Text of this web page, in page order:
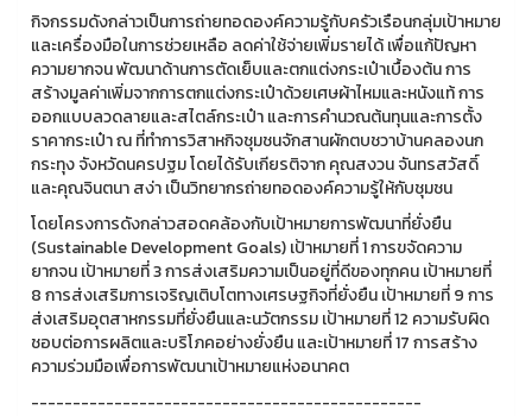
กิจกรรมดังกล่าวเป็นการถ่ายทอดองค์ความรู้กับครัวเรือนกลุ่มเป้าหมาย
และเครื่องมือในการช่วยเหลือ ลดค่าใช้จ่ายเพิ่มรายได้ เพื่อแก้ปัญหา
ความยากจน พัฒนาด้านการตัดเย็บและตกแต่งกระเป๋าเบื้องต้น การ
สร้างมูลค่าเพิ่มจากการตกแต่งกระเป๋าด้วยเศษผ้าไหมและหนังแท้ การ
ออกแบบลวดลายและสไตล์กระเป๋า และการคำนวณต้นทุนและการตั้ง
ราคากระเป๋า ณ ที่ทำการวิสาหกิจชุมชนจักสานผักตบชวาบ้านคลองนก
กระทุง จังหวัดนครปฐม โดยได้รับเกียรติจาก คุณสงวน จันทรสวัสดิ์
และคุณจินตนา สง่า เป็นวิทยากรถ่ายทอดองค์ความรู้ให้กับชุมชน
โดยโครงการดังกล่าวสอดคล้องกับเป้าหมายการพัฒนาที่ยั่งยืน
(Sustainable Development Goals) เป้าหมายที่ 1 การขจัดความ
ยากจน เป้าหมายที่ 3 การส่งเสริมความเป็นอยู่ที่ดีของทุกคน เป้าหมายที่
8 การส่งเสริมการเจริญเติบโตทางเศรษฐกิจที่ยั่งยืน เป้าหมายที่ 9 การ
ส่งเสริมอุตสาหกรรมที่ยั่งยืนและนวัตกรรม เป้าหมายที่ 12 ความรับผิด
ชอบต่อการผลิตและบริโภคอย่างยั่งยืน และเป้าหมายที่ 17 การสร้าง
ความร่วมมือเพื่อการพัฒนาเป้าหมายแห่งอนาคต
-----------------------------------------------